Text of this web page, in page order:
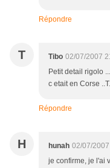
Répondre
T Tibo 02/07/2007
Petit detail rigolo
c etait en Corse ..T.
Répondre
H hunah 02/07/
je confirme, je l'ai